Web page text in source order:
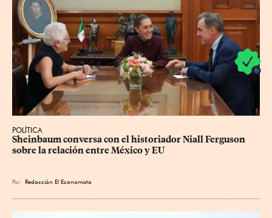
POLÍTICA
Sheinbaum conversa con el historiador Niall Ferguson
sobre la relación entre México y EU
Por Redacción El Economista